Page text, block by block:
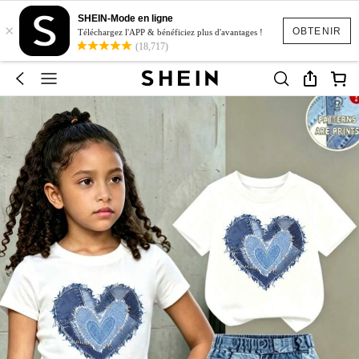
OBTENIR
×
SHEIN-Mode en ligne
Téléchargez l'APP & bénéficiez plus d'avantages !
(18,717)